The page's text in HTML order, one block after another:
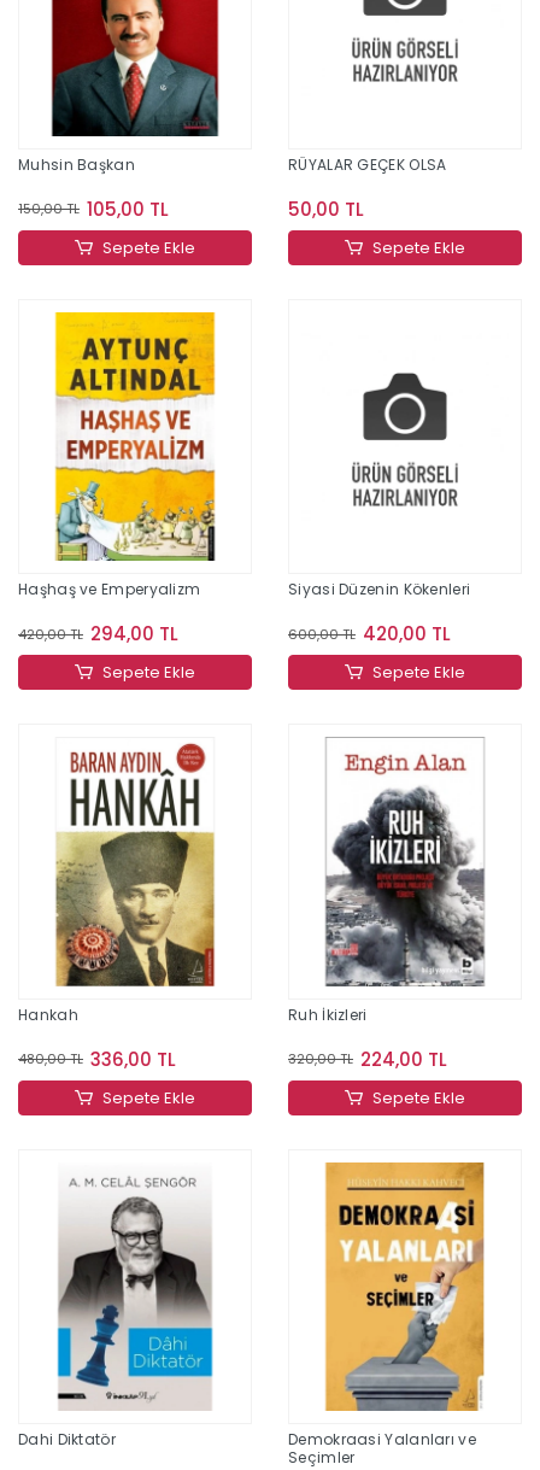
Muhsin Başkan
150,00 TL 105,00 TL
Sepete Ekle
RÜYALAR GEÇEK OLSA
50,00 TL
Sepete Ekle
Haşhaş ve Emperyalizm
420,00 TL 294,00 TL
Sepete Ekle
Siyasi Düzenin Kökenleri
600,00 TL 420,00 TL
Sepete Ekle
Hankah
480,00 TL 336,00 TL
Sepete Ekle
Ruh İkizleri
320,00 TL 224,00 TL
Sepete Ekle
Dahi Diktatör
Demokraasi Yalanları ve
Seçimler